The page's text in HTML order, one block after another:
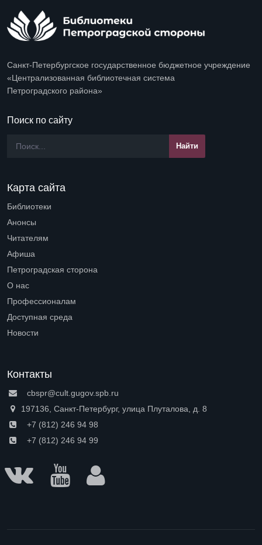
Санкт-Петербургское государственное бюджетное учреждение
«Централизованная библиотечная система
Петроградского района»
Поиск по сайту
Карта сайта
Библиотеки
Анонсы
Читателям
Афиша
Петроградская сторона
О нас
Профессионалам
Доступная среда
Новости
Контакты
cbspr@cult.gugov.spb.ru
197136, Санкт-Петербург, улица Плуталова, д. 8
+7 (812) 246 94 98
+7 (812) 246 94 99